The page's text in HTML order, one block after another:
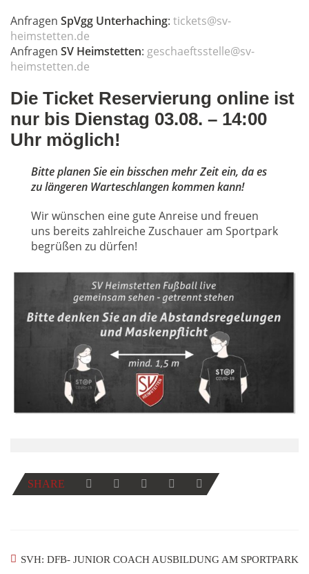
Anfragen SpVgg Unterhaching: tickets@sv-
heimstetten.de
Anfragen SV Heimstetten: geschaeftsstelle@sv-
heimstetten.de
Die Ticket Reservierung online ist
nur bis Dienstag 03.08. – 14:00
Uhr möglich!
Bitte planen Sie ein bisschen mehr Zeit ein, da es
zu längeren Warteschlangen kommen kann!
Wir wünschen eine gute Anreise und freuen
uns bereits zahlreiche Zuschauer am Sportpark
begrüßen zu dürfen!
SHARE
SVH: DFB- JUNIOR COACH AUSBILDUNG AM SPORTPARK